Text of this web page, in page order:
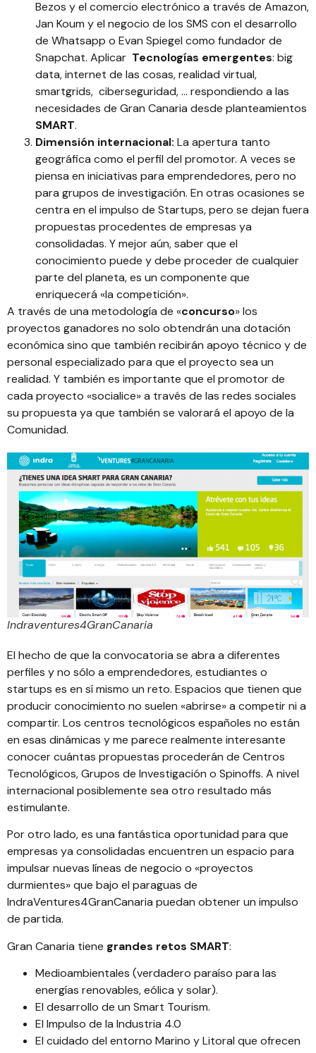
Bezos y el comercio electrónico a través de Amazon,
Jan Koum y el negocio de los SMS con el desarrollo
de Whatsapp o Evan Spiegel como fundador de
Snapchat. Aplicar Tecnologías emergentes: big
data, internet de las cosas, realidad virtual,
smartgrids, ciberseguridad, … respondiendo a las
necesidades de Gran Canaria desde planteamientos
SMART.
Dimensión internacional: La apertura tanto
geográfica como el perfil del promotor. A veces se
piensa en iniciativas para emprendedores, pero no
para grupos de investigación. En otras ocasiones se
centra en el impulso de Startups, pero se dejan fuera
propuestas procedentes de empresas ya
consolidadas. Y mejor aún, saber que el
conocimiento puede y debe proceder de cualquier
parte del planeta, es un componente que
enriquecerá «la competición».
A través de una metodología de «concurso» los
proyectos ganadores no solo obtendrán una dotación
económica sino que también recibirán apoyo técnico y de
personal especializado para que el proyecto sea un
realidad. Y también es importante que el promotor de
cada proyecto «socialice» a través de las redes sociales
su propuesta ya que también se valorará el apoyo de la
Comunidad.
Indraventures4GranCanaria
El hecho de que la convocatoria se abra a diferentes
perfiles y no sólo a emprendedores, estudiantes o
startups es en sí mismo un reto. Espacios que tienen que
producir conocimiento no suelen «abrirse» a competir ni a
compartir. Los centros tecnológicos españoles no están
en esas dinámicas y me parece realmente interesante
conocer cuántas propuestas procederán de Centros
Tecnológicos, Grupos de Investigación o Spinoffs. A nivel
internacional posiblemente sea otro resultado más
estimulante.
Por otro lado, es una fantástica oportunidad para que
empresas ya consolidadas encuentren un espacio para
impulsar nuevas líneas de negocio o «proyectos
durmientes» que bajo el paraguas de
IndraVentures4GranCanaria puedan obtener un impulso
de partida.
Gran Canaria tiene grandes retos SMART:
Medioambientales (verdadero paraíso para las
energías renovables, eólica y solar).
El desarrollo de un Smart Tourism.
El Impulso de la Industria 4.0
El cuidado del entorno Marino y Litoral que ofrecen